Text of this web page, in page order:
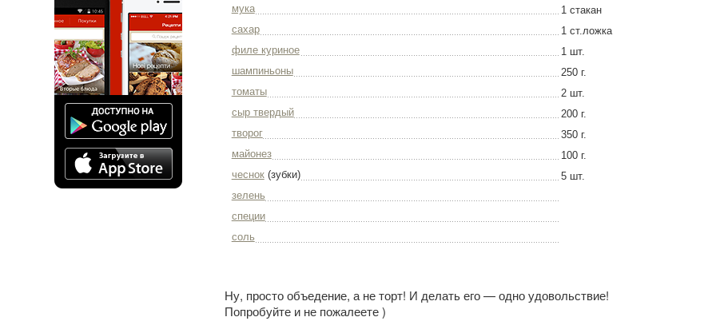
мука
1 стакан
сахар
1 ст.ложка
филе куриное
1 шт.
шампиньоны
250 г.
томаты
2 шт.
сыр твердый
200 г.
творог
350 г.
майонез
100 г.
чеснок(зубки)
5 шт.
зелень
специи
соль
Ну, просто объедение, а не торт! И делать его — одно удовольствие!
Попробуйте и не пожалеете )